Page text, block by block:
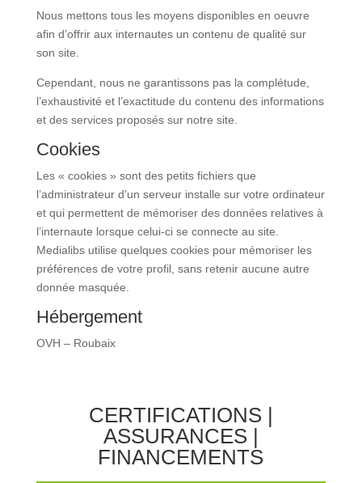
Nous mettons tous les moyens disponibles en oeuvre
afin d’offrir aux internautes un contenu de qualité sur
son site.
Cependant, nous ne garantissons pas la complétude,
l’exhaustivité et l’exactitude du contenu des informations
et des services proposés sur notre site.
Cookies
Les « cookies » sont des petits fichiers que
l’administrateur d’un serveur installe sur votre ordinateur
et qui permettent de mémoriser des données relatives à
l’internaute lorsque celui-ci se connecte au site.
Medialibs utilise quelques cookies pour mémoriser les
préférences de votre profil, sans retenir aucune autre
donnée masquée.
Hébergement
OVH – Roubaix
CERTIFICATIONS |
ASSURANCES |
FINANCEMENTS